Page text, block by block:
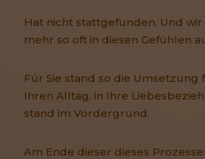
Hat nicht stattgefunden. Und
mehr so oft in diesen Gefühlen
Für Sie stand so die
Ihren Alltag, in Ihre
stand im Vordergrund.
Am Ende dieser dieses